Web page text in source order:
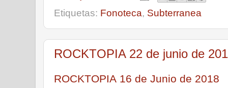
Etiquetas: Fonoteca, Subterranea
ROCKTOPIA 22 de junio de
ROCKTOPIA 16 de Junio de 2018